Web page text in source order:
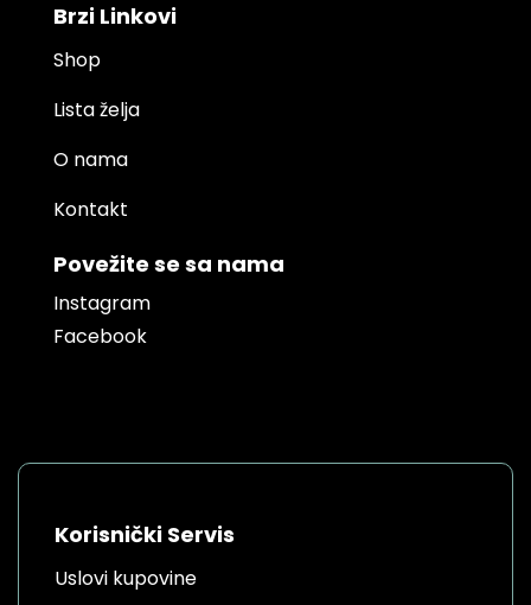
Brzi Linkovi
Shop
Lista želja
O nama
Kontakt
Povežite se sa nama
Instagram
Facebook
Korisnički Servis
Uslovi kupovine